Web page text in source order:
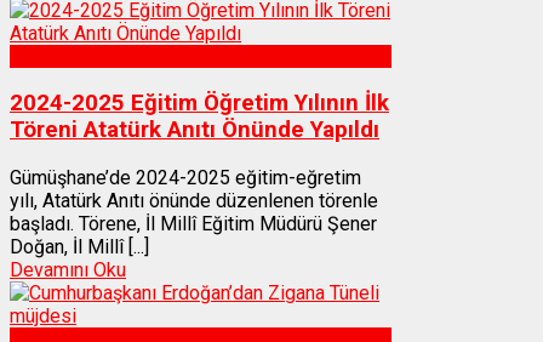
2024-2025 Eğitim Öğretim Yılının İlk
Töreni Atatürk Anıtı Önünde Yapıldı
Gümüşhane’de 2024-2025 eğitim-eğretim
yılı, Atatürk Anıtı önünde düzenlenen törenle
başladı. Törene, İl Millî Eğitim Müdürü Şener
Doğan, İl Millî [...]
Devamını Oku